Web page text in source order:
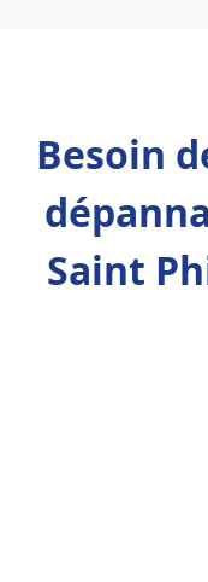
Besoin
Saint